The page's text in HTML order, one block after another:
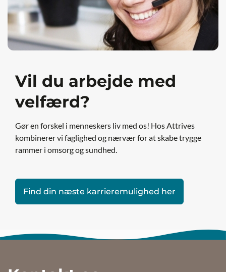
Vil du arbejde med
velfærd?
Gør en forskel i menneskers liv med os! Hos Attrives
kombinerer vi faglighed og nærvær for at skabe trygge
rammer i omsorg og sundhed.
Find din næste karrieremulighed her